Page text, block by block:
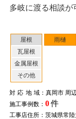
屋根
瓦屋根
金属屋根
その他
雨樋
対応地域：真岡市 周辺
施工事例数： 0件
工事店住所：茨城県常
多岐に渡る相談が